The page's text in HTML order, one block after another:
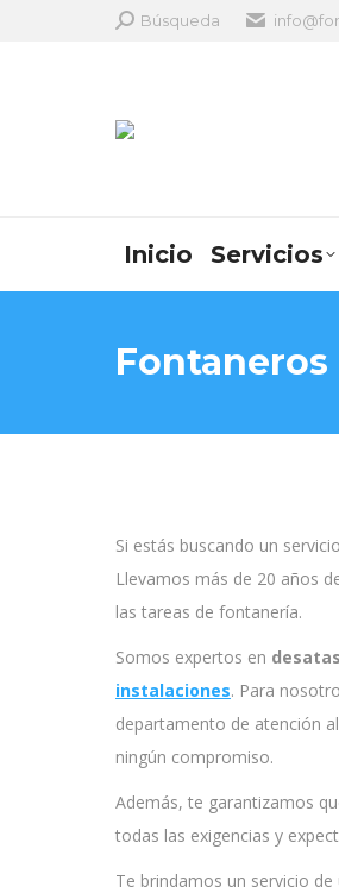
Search:
Búsqueda
Inicio Servicios
Si estás buscando un
Llevamos más de 20 años
las tareas de fontanería.
Somos expertos en
instalaciones. Para
departamento de atención
ningún compromiso.
Además, te garantizamos
todas las exigencias y
Te brindamos un servicio